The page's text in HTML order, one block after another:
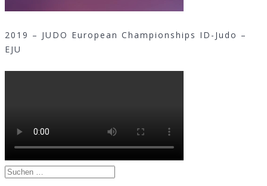
2019 – JUDO European Championships ID-Judo –
EJU
Suchen